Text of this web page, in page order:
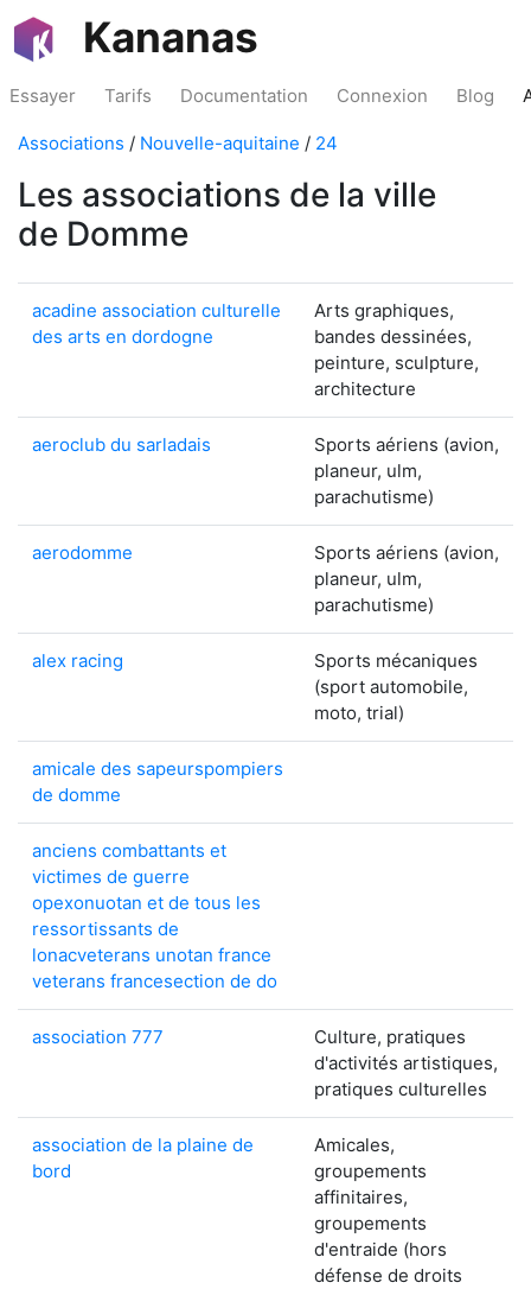
Kananas
Essayer Tarifs Documentation Connexion Blog
Associations / Nouvelle-aquitaine / 24
Les associations de la ville
de Domme
acadine association culturelle
des arts en dordogne
Arts graphiques,
bandes dessinées,
peinture, sculpture,
architecture
aeroclub du sarladais
Sports aériens (avion,
planeur, ulm,
parachutisme)
aerodomme
Sports aériens (avion,
planeur, ulm,
parachutisme)
alex racing
Sports mécaniques
(sport automobile,
moto, trial)
amicale des sapeurspompiers
de domme
anciens combattants et
victimes de guerre
opexonuotan et de tous les
ressortissants de
lonacveterans unotan france
veterans francesection de do
association 777
Culture, pratiques
d'activités artistiques,
pratiques culturelles
association de la plaine de
bord
Amicales,
groupements
affinitaires,
groupements
d'entraide (hors
défense de droits